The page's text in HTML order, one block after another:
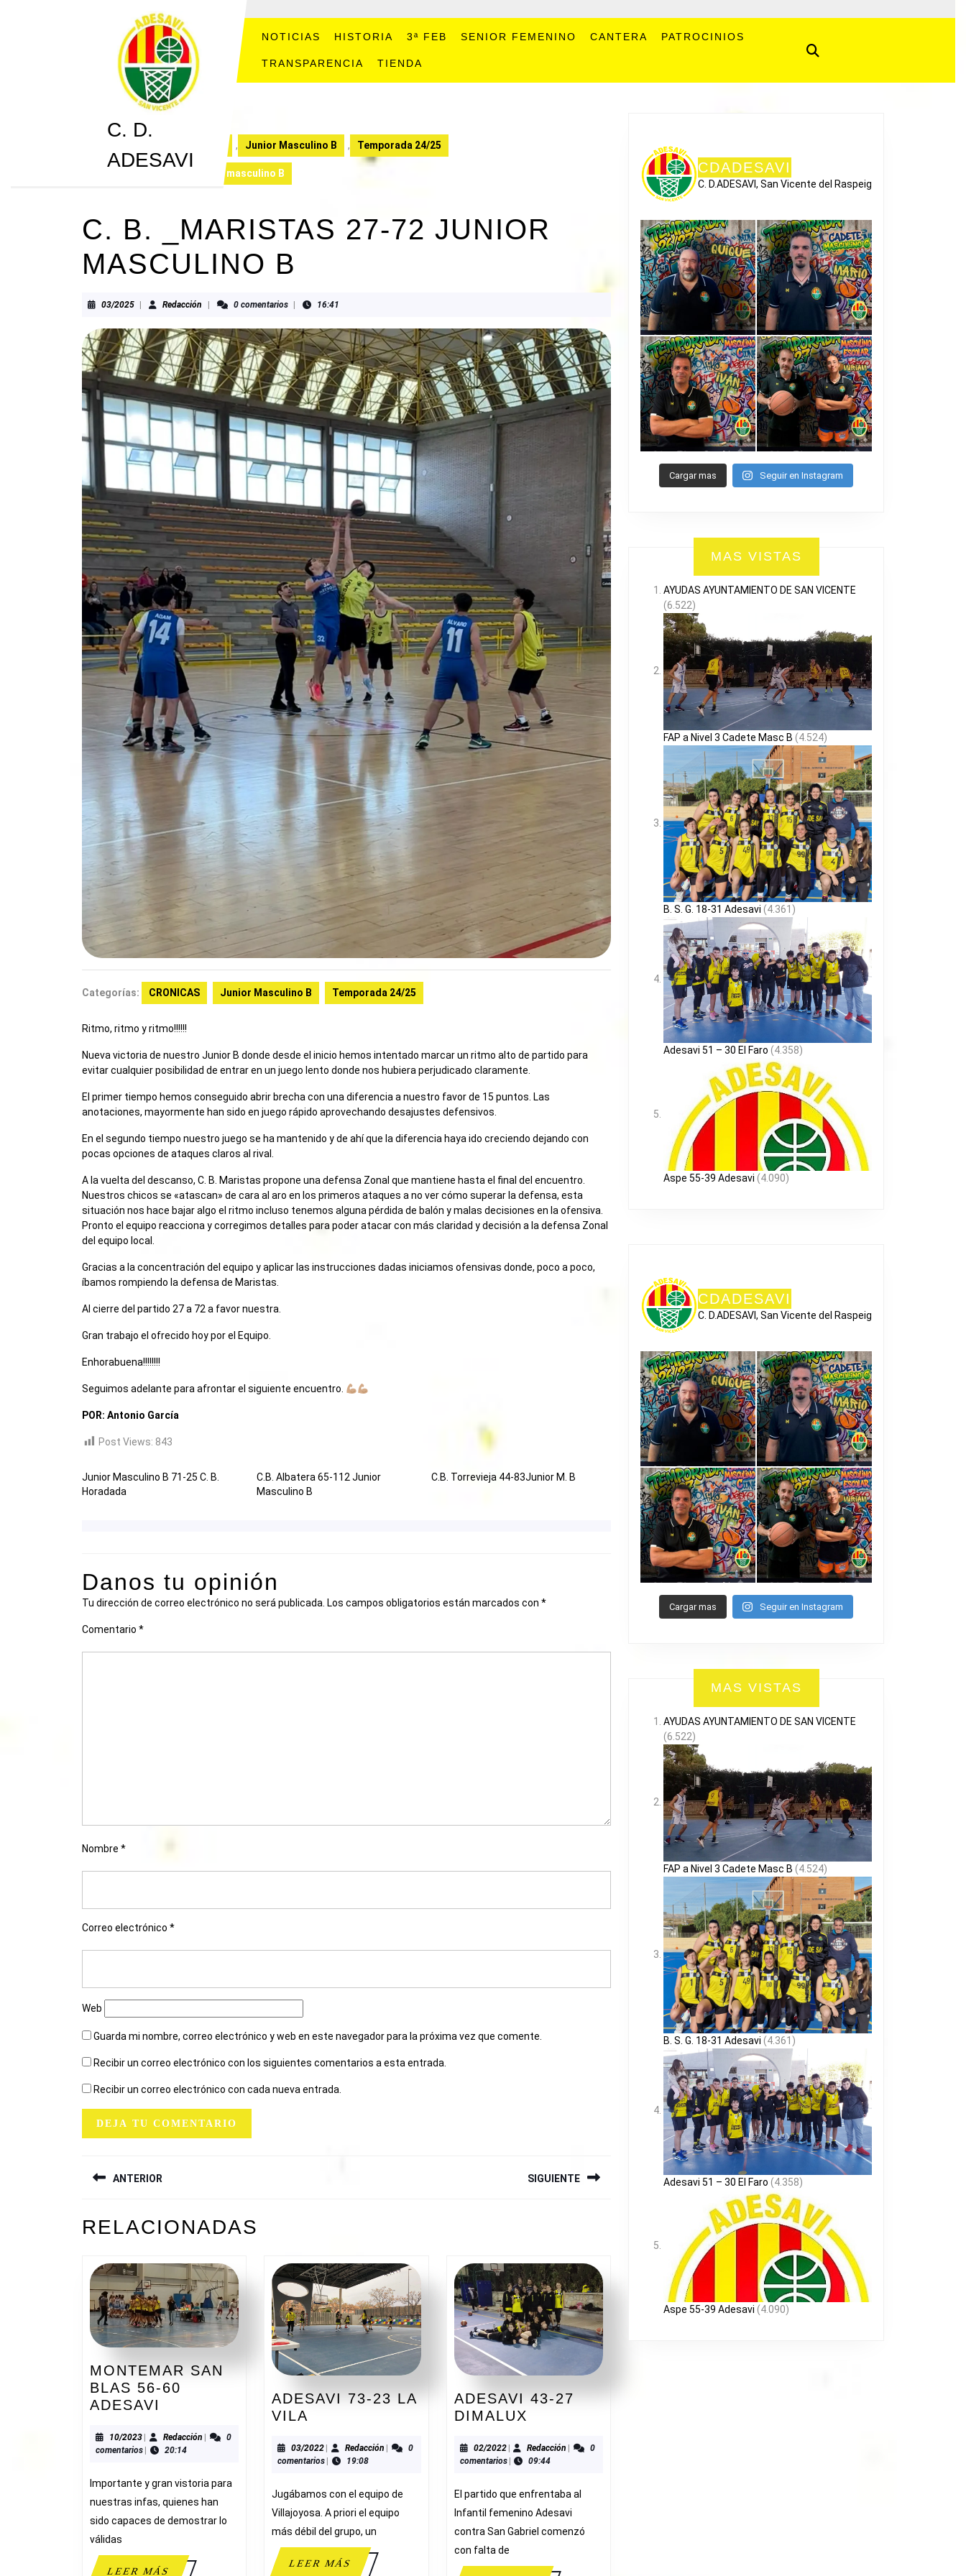
C. D.
ADESAVI
NOTICIAS HISTORIA 3ª FEB SENIOR FEMENINO CANTERA PATROCINIOS
TRANSPARENCIA TIENDA
, Junior Masculino B , Temporada 24/25
C. B. _Maristas 27-72 Junior masculino B
C. B. _MARISTAS 27-72 JUNIOR
MASCULINO B
03/202503/2025Redacción Redacción0 comentarios 16:41
Categorías: CRONICAS Junior Masculino B Temporada 24/25
Ritmo, ritmo y ritmo!!!!!!
Nueva victoria de nuestro Junior B donde desde el inicio hemos intentado marcar un ritmo alto de partido para
evitar cualquier posibilidad de entrar en un juego lento donde nos hubiera perjudicado claramente.
El primer tiempo hemos conseguido abrir brecha con una diferencia a nuestro favor de 15 puntos. Las
anotaciones, mayormente han sido en juego rápido aprovechando desajustes defensivos.
En el segundo tiempo nuestro juego se ha mantenido y de ahí que la diferencia haya ido creciendo dejando con
pocas opciones de ataques claros al rival.
A la vuelta del descanso, C. B. Maristas propone una defensa Zonal que mantiene hasta el final del encuentro.
Nuestros chicos se «atascan» de cara al aro en los primeros ataques a no ver cómo superar la defensa, esta
situación nos hace bajar algo el ritmo incluso tenemos alguna pérdida de balón y malas decisiones en la ofensiva.
Pronto el equipo reacciona y corregimos detalles para poder atacar con más claridad y decisión a la defensa Zonal
del equipo local.
Gracias a la concentración del equipo y aplicar las instrucciones dadas iniciamos ofensivas donde, poco a poco,
íbamos rompiendo la defensa de Maristas.
Al cierre del partido 27 a 72 a favor nuestra.
Gran trabajo el ofrecido hoy por el Equipo.
Enhorabuena!!!!!!!!
Seguimos adelante para afrontar el siguiente encuentro.
POR: Antonio García
Post Views: 843
Junior Masculino B 71-25 C. B.
Horadada
C.B. Albatera 65-112 Junior
Masculino B
C.B. Torrevieja 44-83Junior M. B
Danos tu opinión
Tu dirección de correo electrónico no será publicada. Los campos obligatorios están marcados con *
Comentario *
Nombre *
Correo electrónico *
Web
Guarda mi nombre, correo electrónico y web en este navegador para la próxima vez que comente.
Recibir un correo electrónico con los siguientes comentarios a esta entrada.
Recibir un correo electrónico con cada nueva entrada.
DE
ENTRADAS
ANTERIOR
anterior:
SIGUIENTE
RELACIONADAS
MONTEMAR SAN
BLAS 56-60
ADESAVI
BLAS
56-
ADESAVI
10/202310/2023RedacciónRedacción
0
comentarios
20:14
Importante y gran vistoria para
nuestras infas, quienes han
sido capaces de demostrar lo
válidas
LEER MÁSLEER
ADESAVI 73-23 LA
VILA
23
LA
03/202203/2022
| Redacción Redacción
|
0
comentarios | 19:08
Jugábamos con el equipo de
Villajoyosa. A priori el equipo
más débil del grupo, un
LEER MÁSLEER
ADESAVI 43-27
DIMALUX
27
DIMALUX
02/202202/2022Redacción Redacción
0
comentarios
09:44
El partido que enfrentaba al
Infantil femenino Adesavi
contra San Gabriel comenzó
con falta de
CDADESAVI
C. D.ADESAVI, San Vicente del Raspeig
Cargar mas Seguir en Instagram
MAS VISTAS
AYUDAS AYUNTAMIENTO DE SAN VICENTE
(6.522)
FAP a Nivel 3 Cadete Masc B (4.524)
B. S. G. 18-31 Adesavi (4.361)
Adesavi 51 – 30 El Faro (4.358)
Aspe 55-39 Adesavi (4.090)
CDADESAVI
C. D.ADESAVI, San Vicente del Raspeig
Cargar mas Seguir en Instagram
MAS VISTAS
AYUDAS AYUNTAMIENTO DE SAN VICENTE
(6.522)
FAP a Nivel 3 Cadete Masc B (4.524)
B. S. G. 18-31 Adesavi (4.361)
Adesavi 51 – 30 El Faro (4.358)
Aspe 55-39 Adesavi (4.090)